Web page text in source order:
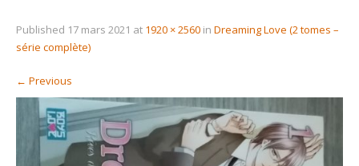
Published 17 mars 2021 at 1920 × 2560 in Dreaming Love (2 tomes –
série complète)
← Previous